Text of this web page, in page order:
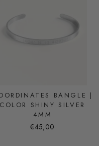
BANGLE |
COLOR SHINY SILVER
4MM
€45,00